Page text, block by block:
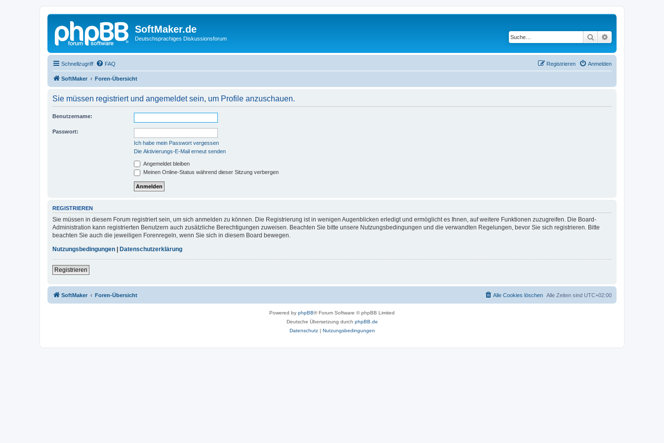
SoftMaker.de
Deutschsprachiges Diskussionsforum Suche
Schnellzugriff FAQ Anmelden
Registrieren
SoftMaker Foren-Übersicht
Sie müssen registriert und angemeldet sein, um Profile anzuschauen.
Benutzername:
Passwort:
Ich habe mein Passwort vergessen
Die Aktivierungs-E-Mail erneut senden
Angemeldet bleiben
Meinen Online-Status während dieser Sitzung verbergen
REGISTRIEREN
Sie müssen in diesem Forum registriert sein, um sich anmelden zu können. Die Registrierung ist in wenigen Augenblicken erledigt und ermöglicht es Ihnen, auf weitere Funktionen zuzugreifen. Die Board-
Administration kann registrierten Benutzern auch zusätzliche Berechtigungen zuweisen. Beachten Sie bitte unsere Nutzungsbedingungen und die verwandten Regelungen, bevor Sie sich registrieren. Bitte
beachten Sie auch die jeweiligen Forenregeln, wenn Sie sich in diesem Board bewegen.
Nutzungsbedingungen
Datenschutzerklärung
Registrieren
SoftMaker Foren-Übersicht Alle Zeiten sind UTC+02:00
Alle Cookies löschen
Powered by phpBB® Forum Software © phpBB Limited
Deutsche Übersetzung durch phpBB.de
Datenschutz| Nutzungsbedingungen